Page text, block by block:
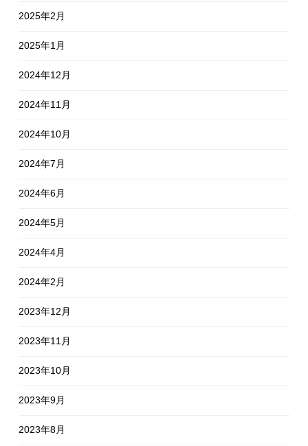
2025年2月
2025年1月
2024年12月
2024年11月
2024年10月
2024年7月
2024年6月
2024年5月
2024年4月
2024年2月
2023年12月
2023年11月
2023年10月
2023年9月
2023年8月